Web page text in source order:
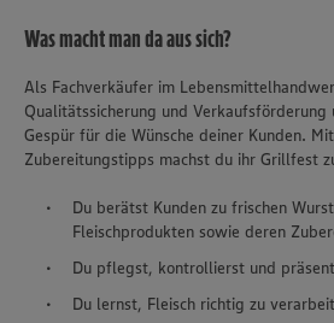
Was macht man da aus sich?
Als Fachverkäufer im
Qualitätssicherung und
Gespür für die Wünsche deiner Kunden.
Zubereitungstipps machst du ihr Grillfest
Du berätst Kunden zu frischen
Fleischprodukten sowie deren
Du pflegst, kontrollierst und
Du lernst, Fleisch richtig zu